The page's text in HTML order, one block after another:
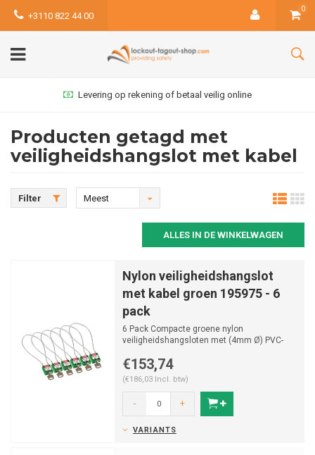
+3110 822 44 00
0
Levering op rekening of betaal veilig online
Producten getagd met
veiligheidshangslot met kabel
Filter
Meest
ALLES IN DE WINKELWAGEN
Nylon veiligheidshangslot
met kabel groen 195975 - 6
pack
6 Pack Compacte groene nylon
veiligheidshangsloten met (4mm Ø) PVC-
€153,74
(€186,03 Incl. btw)
- +
VARIANTS